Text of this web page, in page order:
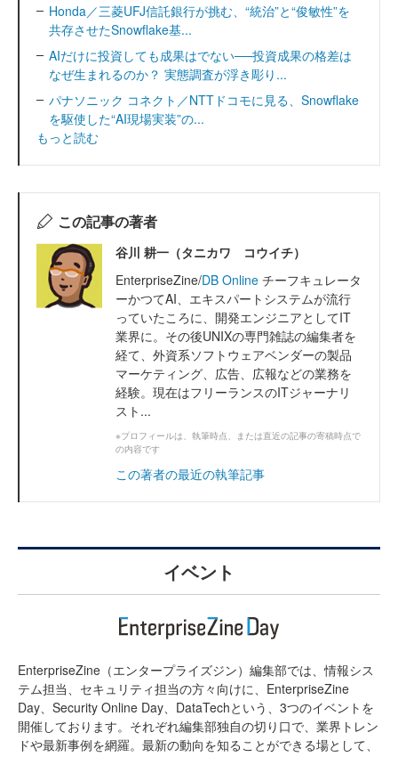
Honda／三菱UFJ信託銀行が挑む、“統治”と“俊敏性”を
共存させたSnowflake基...
AIだけに投資しても成果はでない──投資成果の格差は
なぜ生まれるのか？ 実態調査が浮き彫り...
パナソニック コネクト／NTTドコモに見る、Snowflake
を駆使した“AI現場実装”の...
もっと読む
この記事の著者
谷川 耕一（タニカワ コウイチ）
EnterpriseZine/DB Online チーフキュレータ
ーかつてAI、エキスパートシステムが流行
っていたころに、開発エンジニアとしてIT
業界に。その後UNIXの専門雑誌の編集者を
経て、外資系ソフトウェアベンダーの製品
マーケティング、広告、広報などの業務を
経験。現在はフリーランスのITジャーナリ
スト...
※プロフィールは、執筆時点、または直近の記事の寄稿時点で
の内容です
この著者の最近の執筆記事
イベント
EnterpriseZine（エンタープライズジン）編集部では、情報シス
テム担当、セキュリティ担当の方々向けに、EnterpriseZine
Day、Security Online Day、DataTechという、3つのイベントを
開催しております。それぞれ編集部独自の切り口で、業界トレン
ドや最新事例を網羅。最新の動向を知ることができる場として、